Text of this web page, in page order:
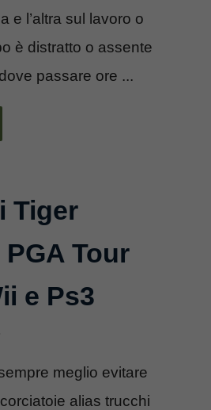
e l’altra sul lavoro o
è distratto o assente
passare ore ...
Tiger
Tour
e Ps3
meglio evitare
alias trucchi